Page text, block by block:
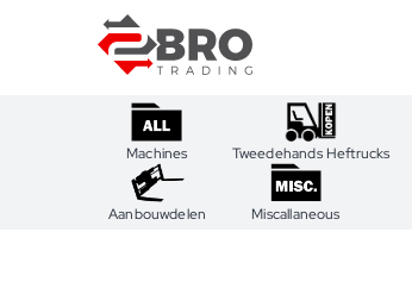
Machines Tweedehands Heftrucks
Aanbouwdelen Miscallaneous